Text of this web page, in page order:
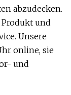
abzudecken.
und
Unsere
online, sie
und